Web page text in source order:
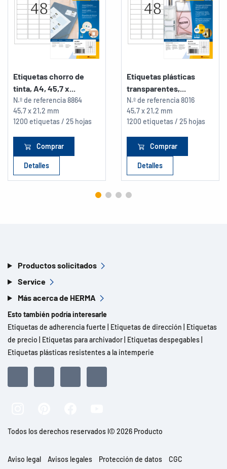
Etiquetas chorro de
tinta, A4, 45,7 x...
N.º de referencia8864
45,7 x 21,2 mm
1200 etiquetas / 25 hojas
Comprar
Detalles
Etiquetas plásticas
transparentes,...
N.º de referencia8016
45,7 x 21,2 mm
1200 etiquetas / 25 hojas
Comprar
Detalles
Productos solicitados
Service
Más acerca de HERMA
Esto también podría interesarle
Etiquetas de adherencia fuerte
Etiquetas de dirección
Etiquetas
de precio
Etiquetas para archivador Etiquetas despegables
Etiquetas plásticas resistentes a la intemperie
Todos los derechos reservados l© 2026 Producto
Aviso legal Avisos legales Protección de datos CGC